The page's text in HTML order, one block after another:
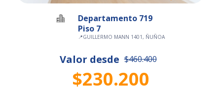
Departamento 719
Piso 7
📍GUILLERMO MANN 1401, ÑUÑOA
Valor desde $460.400
$230.200